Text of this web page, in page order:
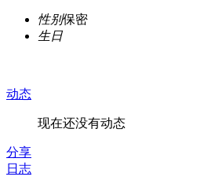
性别保密
生日
动态
现在还没有动态
分享
日志